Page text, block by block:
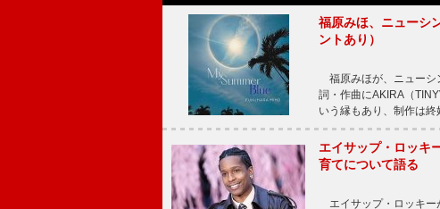
福原みほ、ニューシ
ントあり）
福原みほが、ニュー
詞・作曲にAKIRA（
いう縁もあり、制作は
エイサップ・ロッキ
育てについて語る
エイサップ・ロッキー